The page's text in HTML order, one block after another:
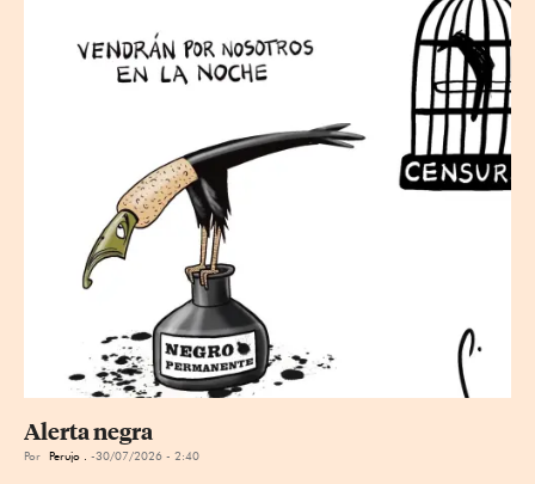
Alerta negra
Por Perujo . 30/07/2026 - 2:40